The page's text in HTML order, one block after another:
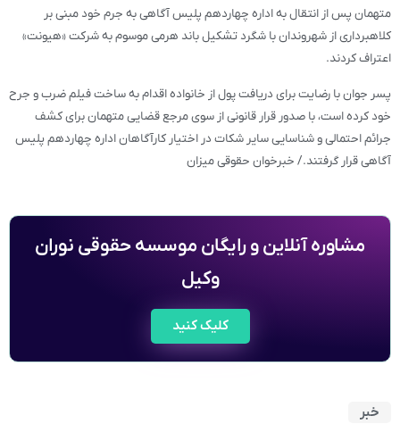
متهمان پس از انتقال به اداره چهاردهم پلیس آگاهی به جرم خود مبنی بر
کلاهبرداری از شهروندان با شگرد تشکیل باند هرمی موسوم به شرکت «هیونت»
اعتراف کردند.
پسر جوان با رضایت برای دریافت پول از خانواده اقدام به ساخت فیلم ضرب و جرح
خود کرده است، با صدور قرار قانونی از سوی مرجع قضایی متهمان برای کشف
جرائم احتمالی و شناسایی سایر شکات در اختیار کارآگاهان اداره چهاردهم پلیس
آگاهی قرار گرفتند./ خبرخوان حقوقی میزان
مشاوره آنلاین و رایگان موسسه حقوقی نوران
وکیل
کلیک کنید
خبر